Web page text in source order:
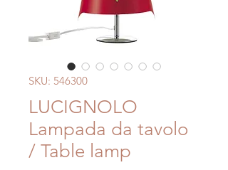
SKU: 546300
LUCIGNOLO
Lampada da tavolo
/ Table lamp